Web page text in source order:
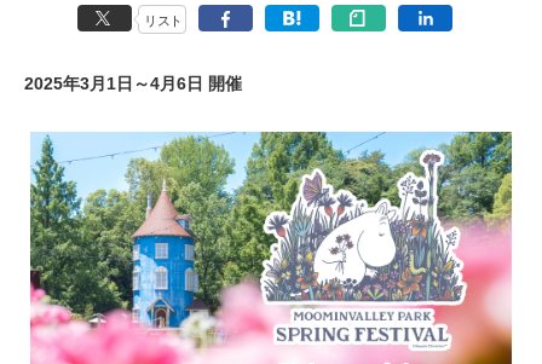
リスト
2025年3月1日～4月6日 開催